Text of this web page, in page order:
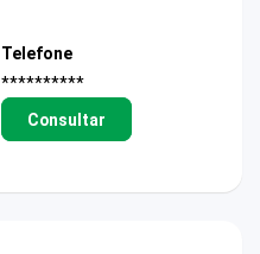
Telefone
**********
Consultar